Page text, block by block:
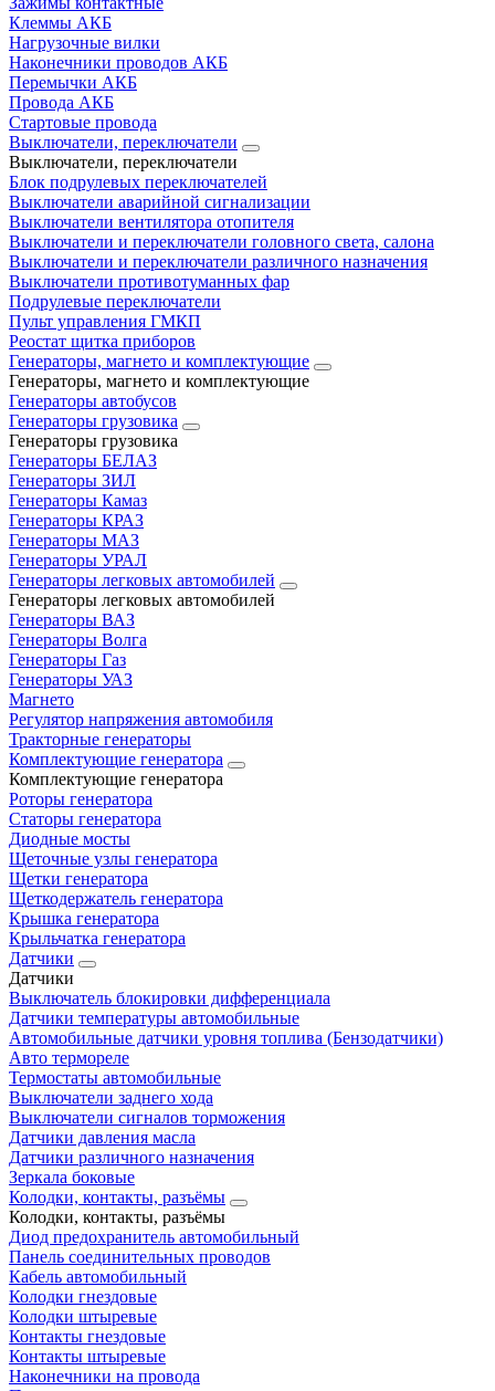
Клеммы АКБ
Нагрузочные вилки
Наконечники проводов АКБ
Перемычки АКБ
Провода АКБ
Стартовые провода
Выключатели, переключатели
Выключатели, переключатели
Блок подрулевых переключателей
Выключатели аварийной сигнализации
Выключатели вентилятора отопителя
Выключатели и переключатели головного света, салона
Выключатели и переключатели различного назначения
Выключатели противотуманных фар
Подрулевые переключатели
Пульт управления ГМКП
Реостат щитка приборов
Генераторы, магнето и комплектующие
Генераторы, магнето и комплектующие
Генераторы автобусов
Генераторы грузовика
Генераторы грузовика
Генераторы БЕЛАЗ
Генераторы ЗИЛ
Генераторы Камаз
Генераторы КРАЗ
Генераторы МАЗ
Генераторы УРАЛ
Генераторы легковых автомобилей
Генераторы легковых автомобилей
Генераторы ВАЗ
Генераторы Волга
Генераторы Газ
Генераторы УАЗ
Магнето
Регулятор напряжения автомобиля
Тракторные генераторы
Комплектующие генератора
Комплектующие генератора
Роторы генератора
Статоры генератора
Диодные мосты
Щеточные узлы генератора
Щетки генератора
Щеткодержатель генератора
Крышка генератора
Крыльчатка генератора
Датчики
Датчики
Выключатель блокировки дифференциала
Датчики температуры автомобильные
Автомобильные датчики уровня топлива (Бензодатчики)
Авто термореле
Термостаты автомобильные
Выключатели заднего хода
Выключатели сигналов торможения
Датчики давления масла
Датчики различного назначения
Зеркала боковые
Колодки, контакты, разъёмы
Колодки, контакты, разъёмы
Диод предохранитель автомобильный
Панель соединительных проводов
Кабель автомобильный
Колодки гнездовые
Колодки штыревые
Контакты гнездовые
Контакты штыревые
Наконечники на провода